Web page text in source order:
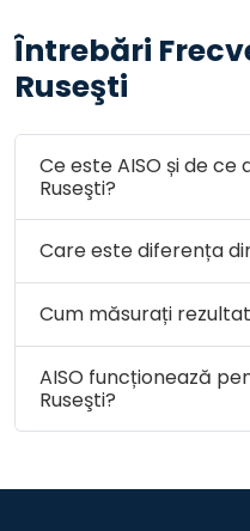
Întrebări
Ruseşti
Ce este AISO și de ce
Ruseşti?
Care este diferența
Cum măsurați
AISO funcționează
Ruseşti?